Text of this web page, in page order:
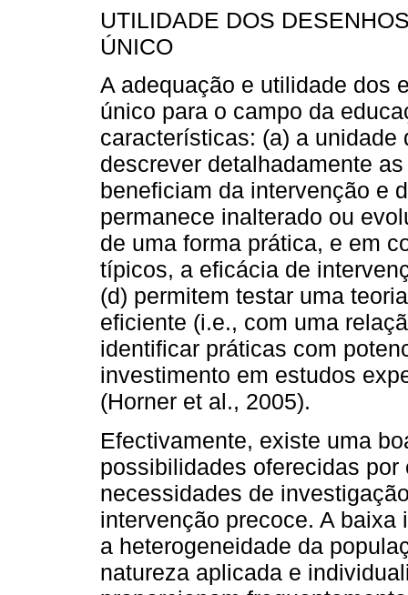
UTILIDADE DOS
ÚNICO
A adequação e utilidade dos
único para o campo da
características: (a) a
descrever detalhadamente
beneficiam da intervenção e
permanece inalterado ou
de uma forma prática, e em
típicos, a eficácia de
(d) permitem testar uma
eficiente (i.e., com uma
identificar práticas com
investimento em estudos
(Horner et al., 2005).
Efectivamente, existe uma
possibilidades oferecidas
necessidades de
intervenção precoce. A
a heterogeneidade da
natureza aplicada e